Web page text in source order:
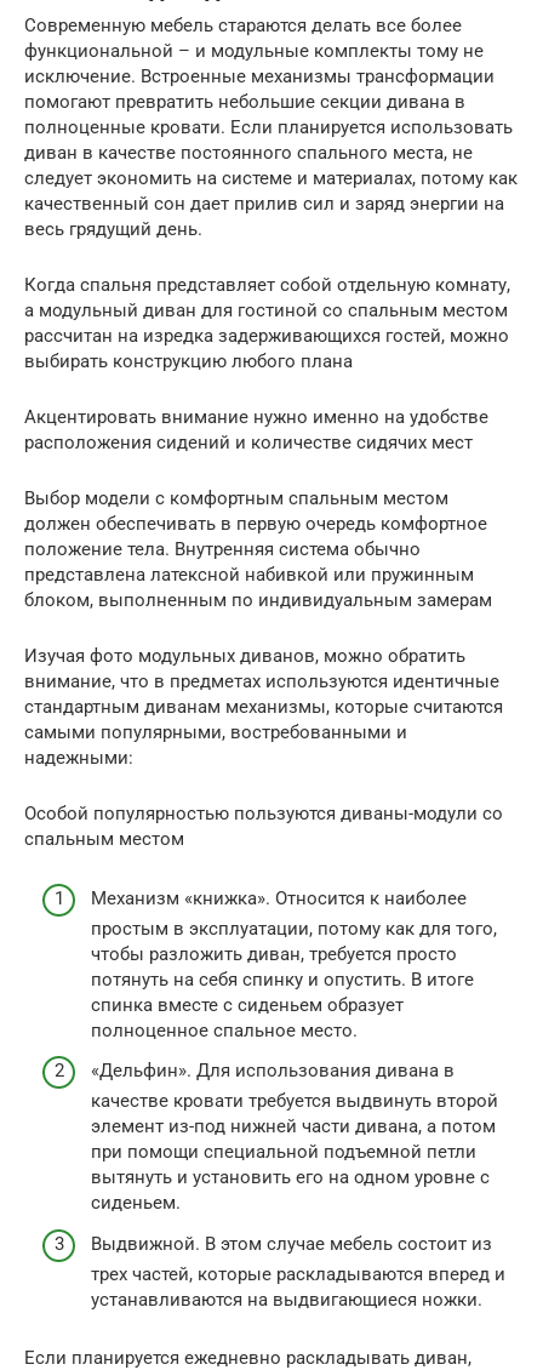
Современную мебель стараются делать все более
функциональной – и модульные комплекты тому не
исключение. Встроенные механизмы трансформации
помогают превратить небольшие секции дивана в
полноценные кровати. Если планируется использовать
диван в качестве постоянного спального места, не
следует экономить на системе и материалах, потому как
качественный сон дает прилив сил и заряд энергии на
весь грядущий день.
Когда спальня представляет собой отдельную комнату,
а модульный диван для гостиной со спальным местом
рассчитан на изредка задерживающихся гостей, можно
выбирать конструкцию любого плана
Акцентировать внимание нужно именно на удобстве
расположения сидений и количестве сидячих мест
Выбор модели с комфортным спальным местом
должен обеспечивать в первую очередь комфортное
положение тела. Внутренняя система обычно
представлена латексной набивкой или пружинным
блоком, выполненным по индивидуальным замерам
Изучая фото модульных диванов, можно обратить
внимание, что в предметах используются идентичные
стандартным диванам механизмы, которые считаются
самыми популярными, востребованными и
надежными:
Особой популярностью пользуются диваны-модули со
спальным местом
Механизм «книжка». Относится к наиболее
простым в эксплуатации, потому как для того,
чтобы разложить диван, требуется просто
потянуть на себя спинку и опустить. В итоге
спинка вместе с сиденьем образует
полноценное спальное место.
«Дельфин». Для использования дивана в
качестве кровати требуется выдвинуть второй
элемент из-под нижней части дивана, а потом
при помощи специальной подъемной петли
вытянуть и установить его на одном уровне с
сиденьем.
Выдвижной. В этом случае мебель состоит из
трех частей, которые раскладываются вперед и
устанавливаются на выдвигающиеся ножки.
Если планируется ежедневно раскладывать диван,